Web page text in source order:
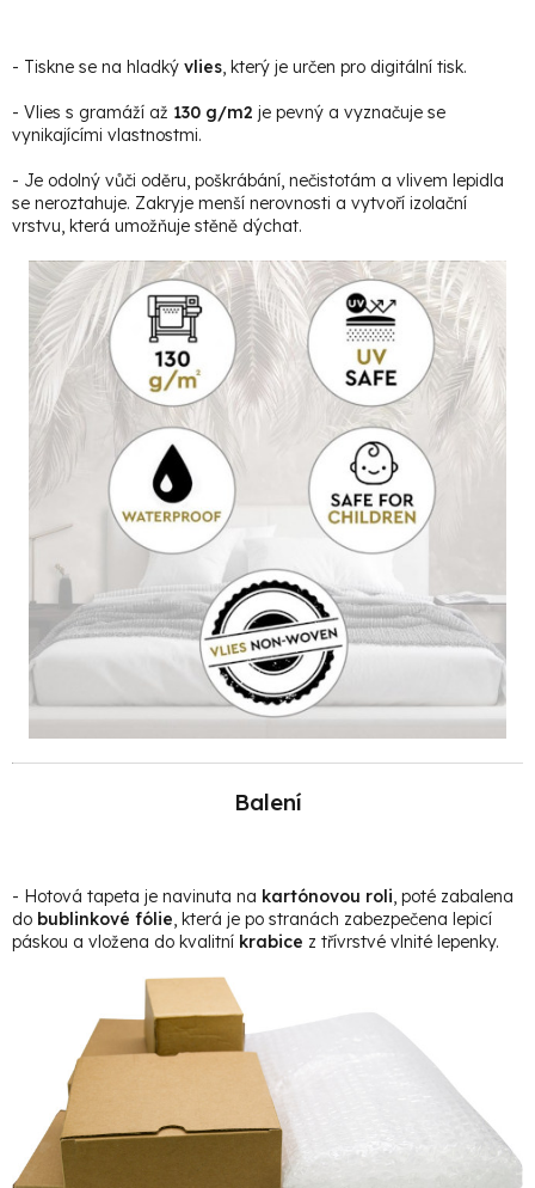
- Tiskne se na hladký vlies, který je určen pro digitální tisk.
- Vlies s gramáží až 130 g/m2 je pevný a vyznačuje se
vynikajícími vlastnostmi.
- Je odolný vůči oděru, poškrábání, nečistotám a vlivem lepidla
se neroztahuje. Zakryje menší nerovnosti a vytvoří izolační
vrstvu, která umožňuje stěně dýchat.
Balení
- Hotová tapeta je navinuta na kartónovou roli, poté zabalena
do bublinkové fólie, která je po stranách zabezpečena lepicí
páskou a vložena do kvalitní krabice z třívrstvé vlnité lepenky.